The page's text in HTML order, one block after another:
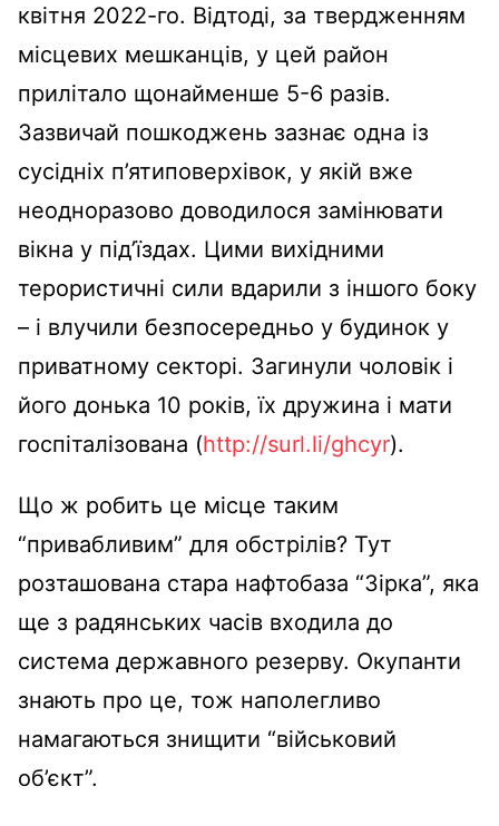
квітня 2022-го. Відтоді, за твердженням
місцевих мешканців, у цей район
прилітало щонайменше 5-6 разів.
Зазвичай пошкоджень зазнає одна із
сусідніх п’ятиповерхівок, у якій вже
неодноразово доводилося замінювати
вікна у під’їздах. Цими вихідними
терористичні сили вдарили з іншого боку
– і влучили безпосередньо у будинок у
приватному секторі. Загинули чоловік і
його донька 10 років, їх дружина і мати
госпіталізована (http://surl.li/ghcyr).
Що ж робить це місце таким
“привабливим” для обстрілів? Тут
розташована стара нафтобаза “Зірка”, яка
ще з радянських часів входила до
система державного резерву. Окупанти
знають про це, тож наполегливо
намагаються знищити “військовий
об’єкт”.